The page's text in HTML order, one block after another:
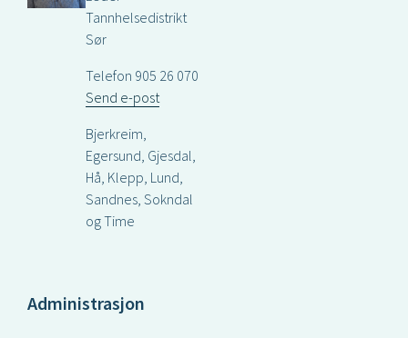
Tannhelsedistrikt
Sør
Telefon 905 26 070
Send e-post
Bjerkreim,
Egersund, Gjesdal,
Hå, Klepp, Lund,
Sandnes, Sokndal
og Time
Administrasjon